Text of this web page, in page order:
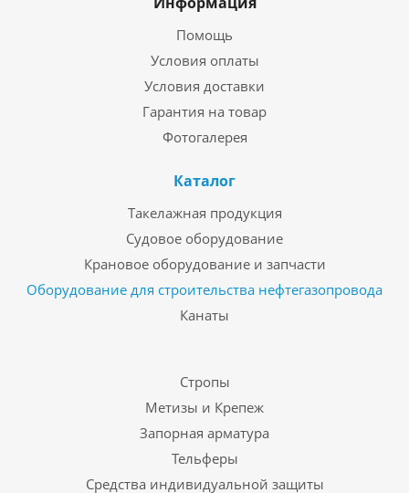
Помощь
Условия оплаты
Условия доставки
Гарантия на товар
Фотогалерея
Каталог
Такелажная продукция
Судовое оборудование
Крановое оборудование и запчасти
Оборудование для строительства нефтегазопровода
Канаты
Стропы
Метизы и Крепеж
Запорная арматура
Тельферы
Средства индивидуальной защиты